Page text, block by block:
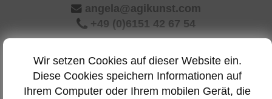
angela@agikunst.com
+49 (0)6151 42 67 54
Menu
Wir setzen Cookies auf dieser Website ein.
Diese Cookies speichern Informationen auf
Ihrem Computer oder Ihrem mobilen Gerät, die